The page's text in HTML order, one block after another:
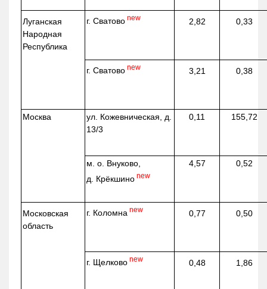
Луганская
Народная
Республика
г. Сватово new 2,82 0,33
г. Сватово new 3,21 0,38
Москва ул. Кожевническая , д.
13/3
0,11 155,72
м. о. Внуково,
д. Крёкшино new
4,57 0,52
Московская
область
г. Коломна new 0,77 0,50
г. Щелково new 0,48 1,86